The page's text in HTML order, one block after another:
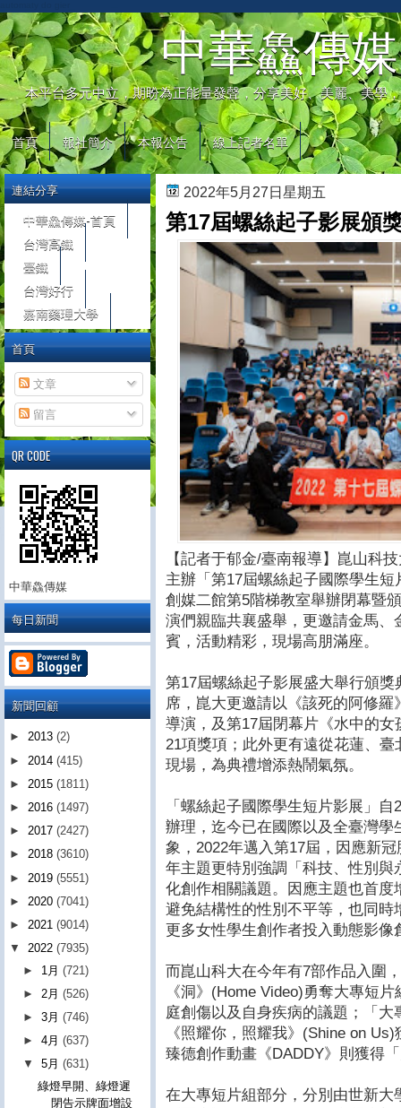
中華鱻傳媒
本平台多元中立，期盼為正能量發聲，分享美好、美麗、美學
首頁 報社簡介 本報公告 線上記者名單
2022年5月27日星期五
第17屆螺絲起子影展頒
【記者于郁金/臺南報導】崑山科
主辦「第17屆螺絲起子國際學生
創媒二館第5階梯教室舉辦閉幕暨
演們親臨共襄盛舉，更邀請金馬
賓，活動精彩，現場高朋滿座。
第17屆螺絲起子影展盛大舉行頒
席，崑大更邀請以《該死的阿修
導演，及第17屆閉幕片《水中的
21項獎項；此外更有遠從花蓮、
現場，為典禮增添熱鬧氣氛。
「螺絲起子國際學生短片影展」
辦理，迄今已在國際以及全臺灣
象，2022年邁入第17屆，因應新
年主題更特別強調「科技、性別
化創作相關議題。因應主題也首
避免結構性的性別不平等，也同
更多女性學生創作者投入動態影像
而崑山科大在今年有7部作品入圍
《洞》(Home Video)勇奪大專短
庭創傷以及自身疾病的議題；「
《照耀你，照耀我》(Shine on
臻德創作動畫《DADDY》則獲得
在大專短片組部分，分別由世新
連結分享
中華鱻傳媒-首頁
台灣高鐵
臺鐵
台灣好行
嘉南藥理大學
首頁
文章
留言
QR CODE
中華鱻傳媒
每日新聞
新聞回顧
► 2013 (2)
► 2014 (415)
► 2015 (1811)
► 2016 (1497)
► 2017 (2427)
► 2018 (3610)
► 2019 (5551)
► 2020 (7041)
► 2021 (9014)
▼ 2022 (7935)
► 1月(721)
► 2月(526)
►3月(746)
►4月(637)
▼5月(631)
綠燈早開、綠燈遲
閉告示牌面增設